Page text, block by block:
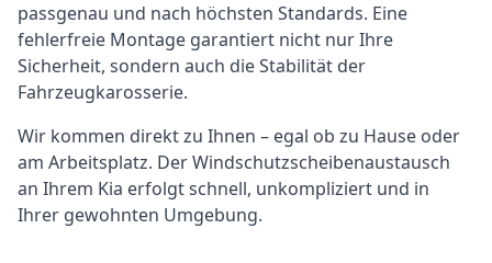
passgenau und nach höchsten Standards. Eine
fehlerfreie Montage garantiert nicht nur Ihre
Sicherheit, sondern auch die Stabilität der
Fahrzeugkarosserie.
Wir kommen direkt zu Ihnen – egal ob zu Hause oder
am Arbeitsplatz. Der Windschutzscheibenaustausch
an Ihrem Kia erfolgt schnell, unkompliziert und in
Ihrer gewohnten Umgebung.